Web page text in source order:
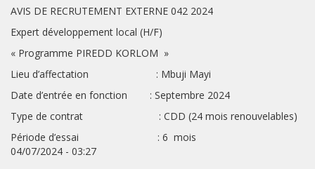
AVIS DE RECRUTEMENT EXTERNE 042 2024
Expert développement local (H/F)
« Programme PIREDD KORLOM »
Lieu d’affectation : Mbuji Mayi
Date d’entrée en fonction : Septembre 2024
Type de contrat : CDD (24 mois renouvelables)
Période d’essai : 6 mois
04/07/2024 - 03:27